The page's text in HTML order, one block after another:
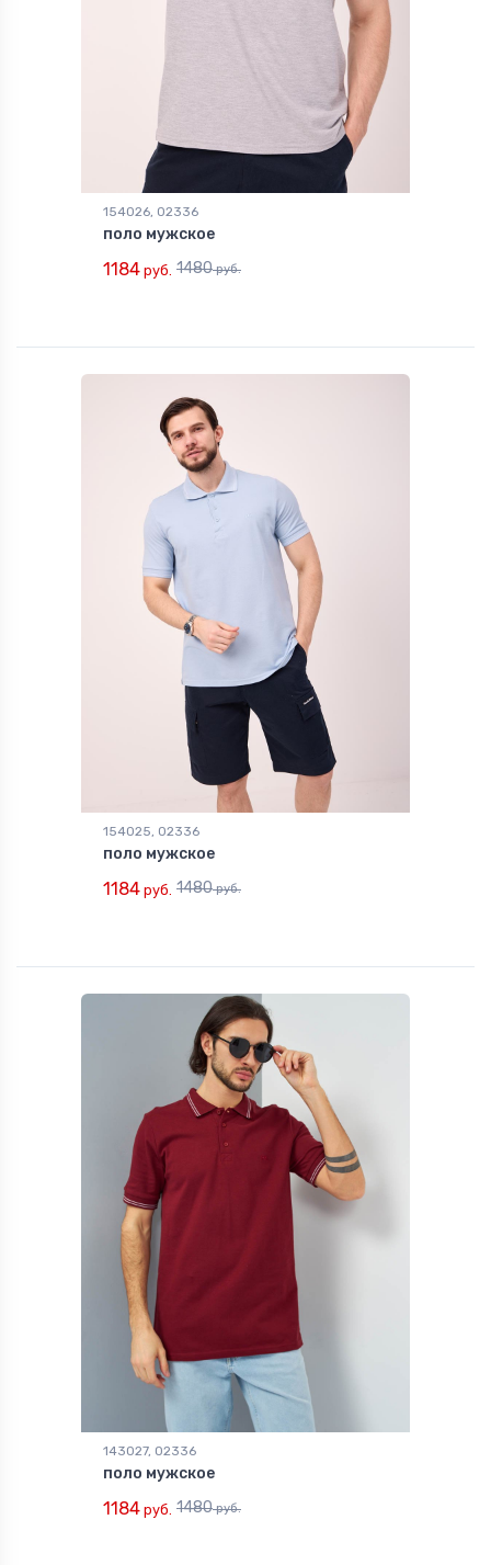
154026, 02336
поло мужское
1184 руб. 1480руб.
154025, 02336
поло мужское
1184 руб. 1480руб.
143027, 02336
поло мужское
1184 руб. 1480руб.